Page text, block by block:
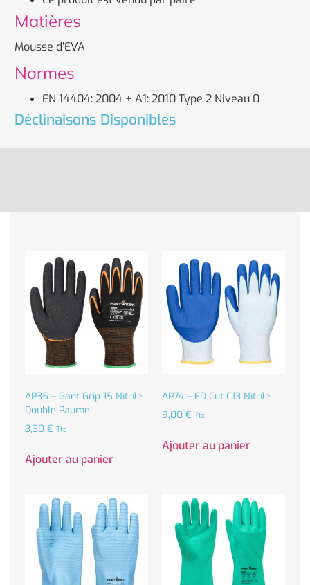
Matières
Mousse d’EVA
Normes
EN 14404: 2004 + A1: 2010 Type 2 Niveau 0
Déclinaisons Disponibles
AP35 – Gant Grip 15 Nitrile
Double Paume
3,30 € Ttc
Ajouter au panier
AP74 – FD Cut C13 Nitrile
9,00 € Ttc
Ajouter au panier